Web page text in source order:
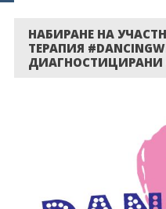
НАБИРАНЕ НА
ТЕРАПИЯ
ДИАГНОСТИЦИРАНИ